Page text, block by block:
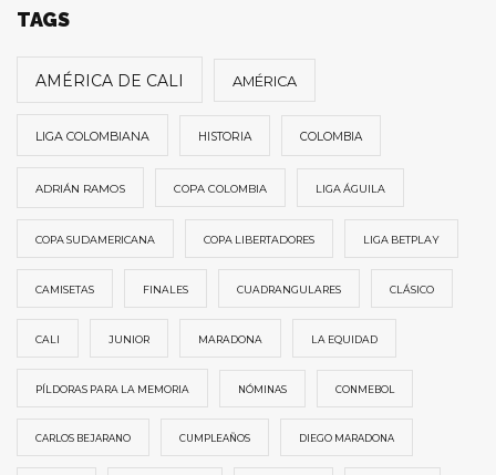
TAGS
AMÉRICA DE CALI AMÉRICA
LIGA COLOMBIANA HISTORIA COLOMBIA
ADRIÁN RAMOS COPA COLOMBIA LIGA ÁGUILA
COPA SUDAMERICANA COPA LIBERTADORES LIGA BETPLAY
CAMISETAS FINALES CUADRANGULARES CLÁSICO
CALI JUNIOR MARADONA LA EQUIDAD
PÍLDORAS PARA LA MEMORIA NÓMINAS CONMEBOL
CARLOS BEJARANO CUMPLEAÑOS DIEGO MARADONA